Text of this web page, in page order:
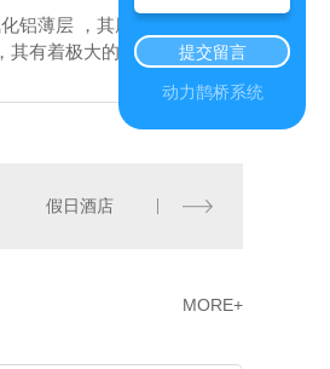
铝薄层 ，其厚度为5～20微
其有着极大的市场潜力。
假日酒店
MORE+
提交留言
动力鹊桥系统